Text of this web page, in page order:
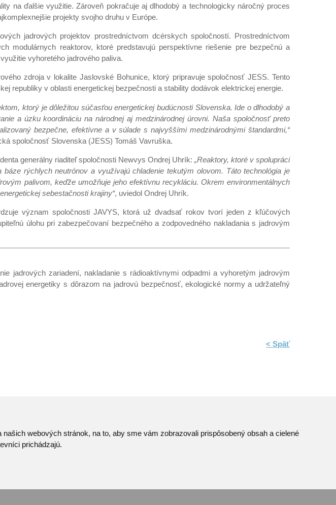
webových stránok, na to, aby sme vám zobrazovali prispôsobený obsah a cielené
prichádzajú.
na ďalšie využitie. Zároveň pokračuje aj dlhodobý a technologicky náročný proces
projekty svojho druhu v Európe.
jadrových projektov prostredníctvom dcérskych spoločností. Prostredníctvom
modulárnych reaktorov, ktoré predstavujú perspektívne riešenie pre bezpečnú a
vyhoretého jadrového paliva.
zdroja v lokalite Jaslovské Bohunice, ktorý pripravuje spoločnosť JESS. Tento
republiky v oblasti energetickej bezpečnosti a stability dodávok elektrickej energie.
ktorý je dôležitou súčasťou energetickej budúcnosti Slovenska. Ide o dlhodobý a
a úzku koordináciu na národnej aj medzinárodnej úrovni. Naša spoločnosť preto
bezpečne, efektívne a v súlade s najvyššími medzinárodnými štandardmi,“
spoločnosť Slovenska (JESS) Tomáš Vavruška.
generálny riaditeľ spoločnosti Newvys Ondrej Uhrík: „Reaktory, ktoré v spolupráci
rýchlych neutrónov a využívajú chladenie tekutým olovom. Táto technológia je
palivom, keďže umožňuje jeho efektívnu recykláciu. Okrem environmentálnych
sebestačnosti krajiny“, uviedol Ondrej Uhrík.
význam spoločnosti JAVYS, ktorá už dvadsať rokov tvorí jeden z kľúčových
úlohu pri zabezpečovaní bezpečného a zodpovedného nakladania s jadrovým
jadrových zariadení, nakladanie s rádioaktívnymi odpadmi a vyhoretým jadrovým
energetiky s dôrazom na jadrovú bezpečnosť, ekologické normy a udržateľný
< Späť
Kontakt